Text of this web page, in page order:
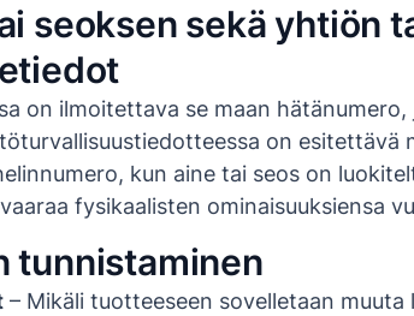
seoksen sekä yhtiön
on ilmoitettava se maan
on esitettävä
kun aine tai seos on
fysikaalisten ominaisuuksiensa
tunnistaminen
– Mikäli tuotteeseen sovelletaan muuta